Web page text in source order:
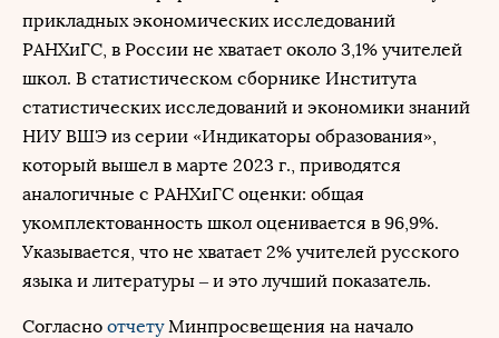
прикладных экономических исследований
РАНХиГС, в России не хватает около 3,1% учителей
школ. В статистическом сборнике Института
статистических исследований и экономики знаний
НИУ ВШЭ из серии «Индикаторы образования»,
который вышел в марте 2023 г., приводятся
аналогичные с РАНХиГС оценки: общая
укомплектованность школ оценивается в 96,9%.
Указывается, что не хватает 2% учителей русского
языка и литературы – и это лучший показатель.
Согласно отчетуМинпросвещения на начало